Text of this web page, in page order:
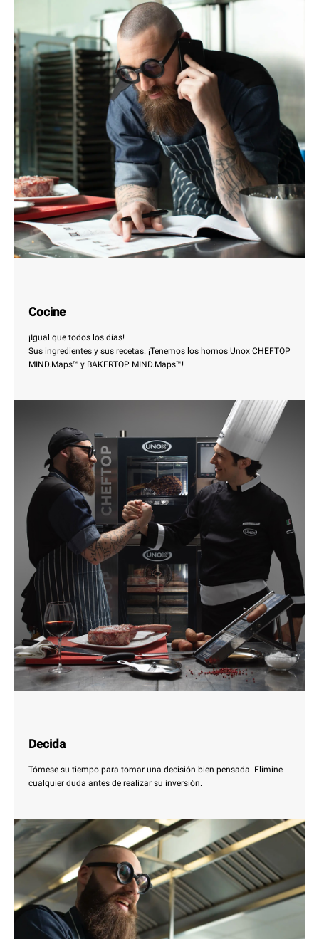
Cocine
¡Igual que todos los días!
Sus ingredientes y sus recetas. ¡Tenemos los hornos Unox CHEFTOP
MIND.Maps™ y BAKERTOP MIND.Maps™!
Decida
Tómese su tiempo para tomar una decisión bien pensada. Elimine
cualquier duda antes de realizar su inversión.